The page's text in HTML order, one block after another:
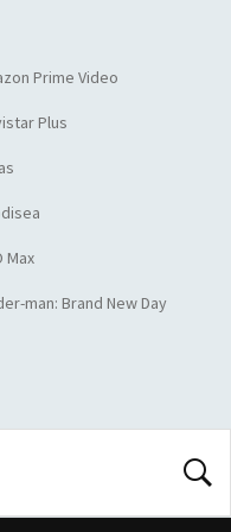
Prime Video
Plus
Max
man: Brand New Day